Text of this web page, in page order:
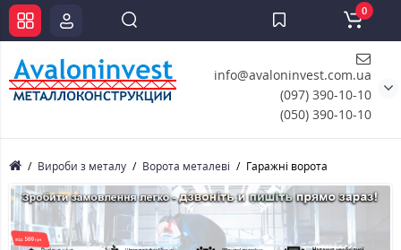
info@avaloninvest.com.ua
(097) 390-10-10
(050) 390-10-10
0
Вироби з металу Ворота металеві Гаражні ворота